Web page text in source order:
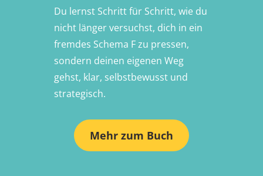
Du lernst Schritt für Schritt, wie du
nicht länger versuchst, dich in ein
fremdes Schema F zu pressen,
sondern deinen eigenen Weg
gehst, klar, selbstbewusst und
strategisch.
Mehr zum Buch